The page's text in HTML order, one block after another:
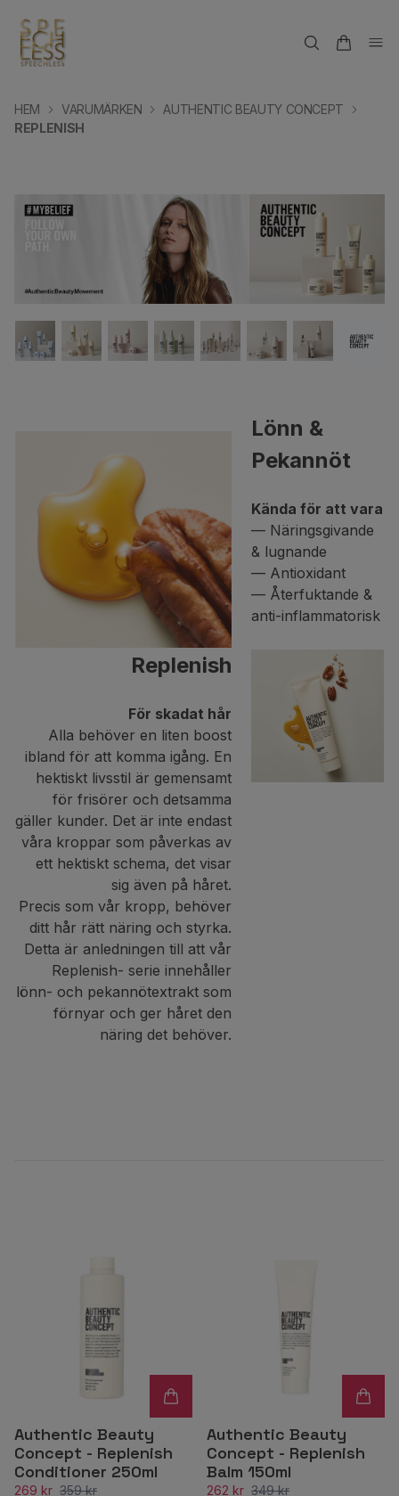
HEM VARUMÄRKEN
AUTHENTIC BEAUTY CONCEPT
REPLENISH
Lönn &
Pekannöt
Kända för att vara
— Näringsgivande
& lugnande
— Antioxidant
— Återfuktande &
anti-inflammatorisk
Replenish
För skadat hår
Alla behöver en liten boost
ibland för att komma igång. En
hektiskt livsstil är gemensamt
för frisörer och detsamma
gäller kunder. Det är inte endast
våra kroppar som påverkas av
ett hektiskt schema, det visar
sig även på håret.
Precis som vår kropp, behöver
ditt hår rätt näring och styrka.
Detta är anledningen till att vår
Replenish- serie innehåller
lönn- och pekannötextrakt som
förnyar och ger håret den
näring det behöver.
Authentic Beauty
Concept - Replenish
Conditioner 250ml
269 kr 359 kr
Authentic Beauty
Concept - Replenish
Balm 150ml
262 kr 349 kr